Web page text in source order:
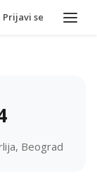
Prijavi se
Beograd